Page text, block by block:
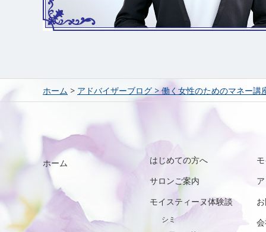
ホーム > アドバイザーブログ >働く女性のためのマネー講
ホーム
はじめての方へ
サロンご案内
モイスティーヌ体験談
シミ